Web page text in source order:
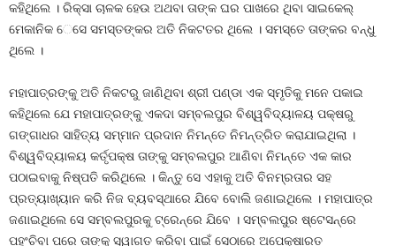
କହିଥିଲେ । ରିକ୍ସା ଚାଳକ ହେଉ ଅଥବା ତାଙ୍କ ଘର ପାଖରେ ଥିବା ସାଇକେଲ୍
ମେକାନିକ େସେ ସମସ୍ତଙ୍କର ଅତି ନିକଟତର ଥିଲେ । ସମସ୍ତେ ତାଙ୍କର ବନ୍ଧୁ
ଥିଲେ ।
ମହାପାତ୍ରଙ୍କୁ ଅତି ନିକଟରୁ ଜାଣିଥିବା ଶ୍ରୀ ପଣ୍ଡା ଏକ ସ୍ମୃତିକୁ ମନେ ପକାଇ
କହିଥିଲେ ଯେ ମହାପାତ୍ରଙ୍କୁ ଏକଦା ସମ୍ବଲପୁର ବିଶ୍ୱବିଦ୍ୟାଳୟ ପକ୍ଷରୁ
ଗଙ୍ଗାଧର ସାହିତ୍ୟ ସମ୍ମାନ ପ୍ରଦାନ ନିମନ୍ତେ ନିମନ୍ତ୍ରିତ କରାଯାଇଥିଲା ।
ବିଶ୍ୱବିଦ୍ୟାଳୟ କର୍ତୃପକ୍ଷ ତାଙ୍କୁ ସମ୍ବଲପୁର ଆଣିବା ନିମନ୍ତେ ଏକ କାର
ପଠାଇବାକୁ ନିଷ୍ପତି କରିଥିଲେ । କିନ୍ତୁ ସେ ଏହାକୁ ଅତି ବିନମ୍ରତାର ସହ
ପ୍ରତ୍ୟାଖ୍ୟାନ କରି ନିଜ ବ୍ୟବସ୍ଥାରେ ଯିବେ ବୋଲି ଜଣାଇଥିଲେ । ମହାପାତ୍ର
ଜଣାଇଥିଲେ ସେ ସମ୍ବଲପୁରକୁ ଟ୍ରେନ୍‌ରେ ଯିବେ । ସମ୍ବଲପୁର ଷ୍ଟେସନ୍‌ରେ
ପହଂଚିବା ପରେ ତାଙ୍କୁ ସ୍ୱାଗତ କରିବା ପାଇଁ ସେଠାରେ ଅପେକ୍ଷାରତ